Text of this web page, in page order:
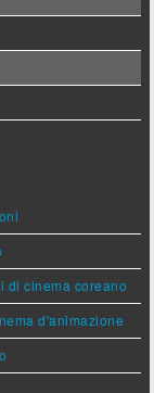
di cinema coreano
d'animazione